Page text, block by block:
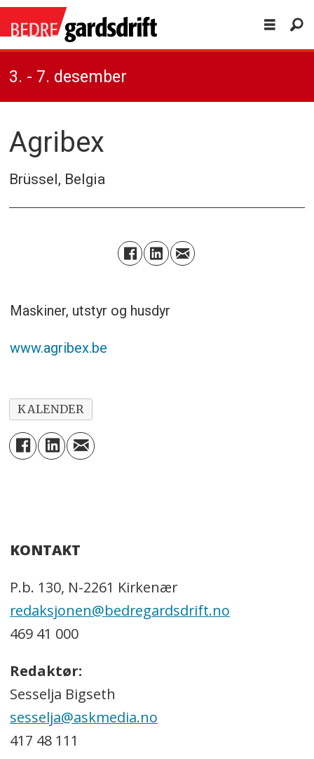
3. - 7. desember
Agribex
Brüssel, Belgia
Maskiner, utstyr og husdyr
www.agribex.be
KALENDER
KONTAKT
P.b. 130, N-2261 Kirkenær
redaksjonen@bedregardsdrift.no
469 41 000
Redaktør:
Sesselja Bigseth
sesselja@askmedia.no
417 48 111